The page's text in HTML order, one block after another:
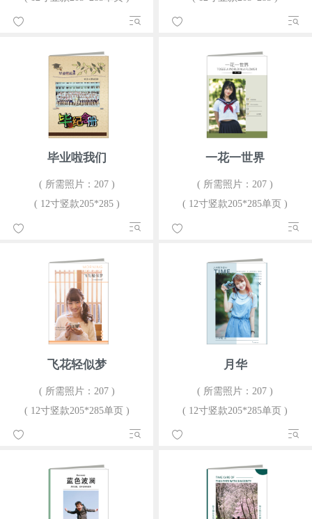
毕业啦我们
( 所需照片：207 )
( 12寸竖款205*285 )
一花一世界
( 所需照片：207 )
( 12寸竖款205*285单页 )
飞花轻似梦
( 所需照片：207 )
( 12寸竖款205*285单页 )
月华
( 所需照片：207 )
( 12寸竖款205*285单页 )